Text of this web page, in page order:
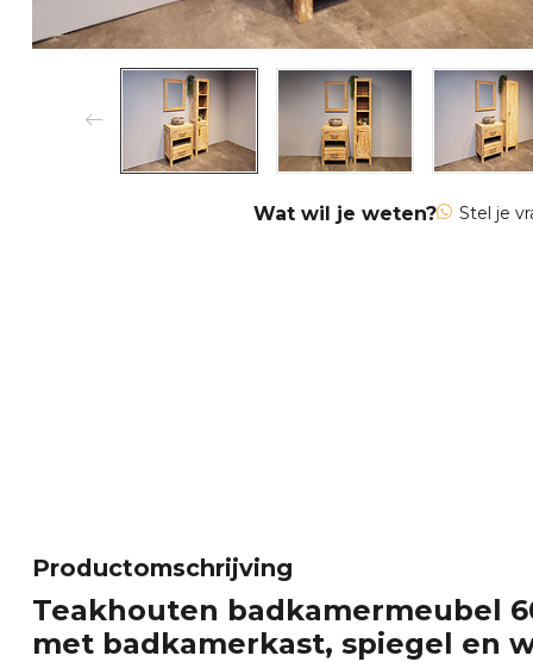
Wat wil je weten? Stel je
Productomschrijving
Teakhouten badkamermeubel
met badkamerkast, spiegel en